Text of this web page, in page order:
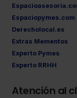
Espaciopymes.com
Derecholocal.es
Extras Mementos
Experto Pymes
Experto RRHH
Atención al